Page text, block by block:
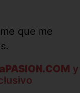
que me
y